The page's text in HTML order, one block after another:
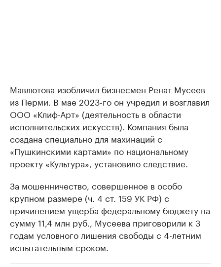
Мавлютова изобличил бизнесмен Ренат Мусеев
из Перми. В мае 2023-го он учредил и возглавил
ООО «Клиф-Арт» (деятельность в области
исполнительских искусств). Компания была
создана специально для махинаций с
«Пушкинскими картами» по национальному
проекту «Культура», установило следствие.
За мошенничество, совершенное в особо
крупном размере (ч. 4 ст. 159 УК РФ) с
причинением ущерба федеральному бюджету на
сумму 11,4 млн руб., Мусеева приговорили к 3
годам условного лишения свободы с 4-летним
испытательным сроком.